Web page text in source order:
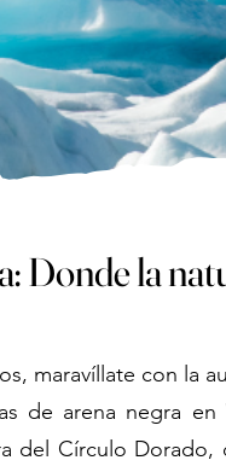
Donde la
maravíllate con la
de arena negra
del Círculo Dorado,